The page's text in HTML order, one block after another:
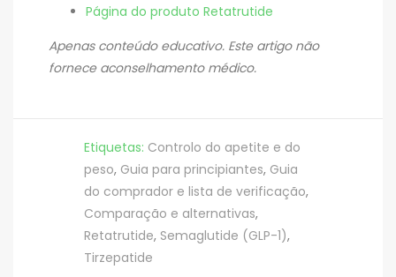
Página do produto Retatrutide
Apenas conteúdo educativo. Este artigo não
fornece aconselhamento médico.
Etiquetas: Controlo do apetite e do
peso, Guia para principiantes, Guia
do comprador e lista de verificação,
Comparação e alternativas,
Retatrutide, Semaglutide (GLP-1),
Tirzepatide